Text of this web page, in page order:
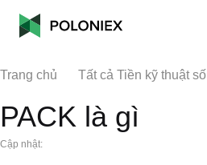
Trang chủ Tất cả Tiền kỹ thuật số
PACK là gì
Cập nhật: